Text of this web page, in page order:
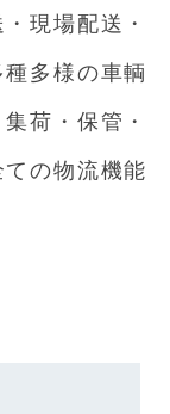
現場配送・
多様の車輌
荷・保管・
の物流機能